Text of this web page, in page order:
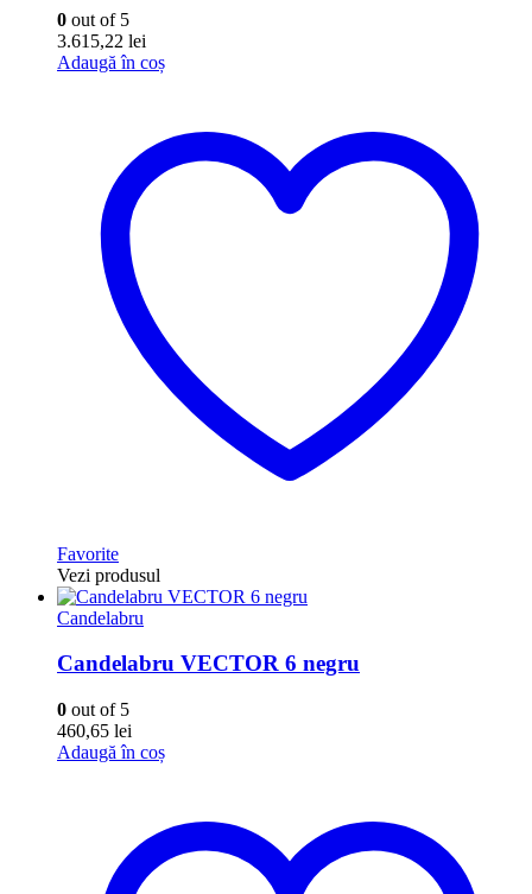
0 out of 5
3.615,22 lei
Adaugă în coș
Favorite
Vezi produsul
Candelabru
Candelabru VECTOR 6 negru
0 out of 5
460,65 lei
Adaugă în coș